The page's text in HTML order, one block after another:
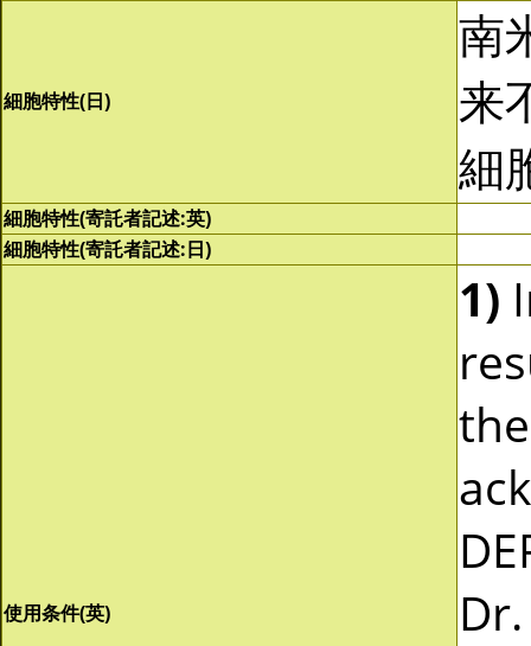
細胞特性(日)
南
来
細
細胞特性(寄託者記述:英)
細胞特性(寄託者記述:日)
使用条件(英)
1)